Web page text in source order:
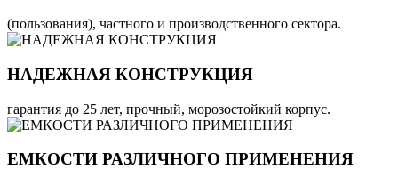
(пользования), частного и производственного сектора.
НАДЕЖНАЯ КОНСТРУКЦИЯ
гарантия до 25 лет, прочный, морозостойкий корпус.
ЕМКОСТИ РАЗЛИЧНОГО ПРИМЕНЕНИЯ